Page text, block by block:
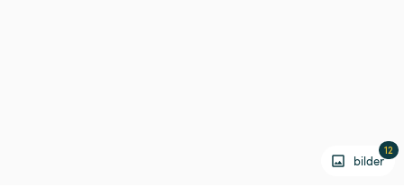
bilder
12